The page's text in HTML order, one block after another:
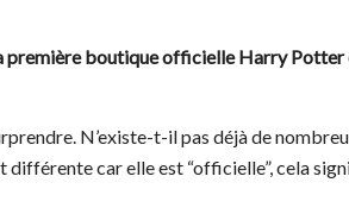
première boutique officielle Harry Potter
N’existe-t-il pas déjà de
différente car elle est “officielle”, cela